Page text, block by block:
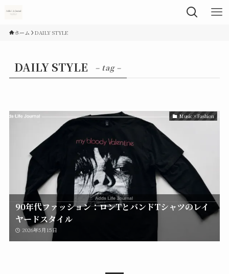
ホーム DAILY STYLE
DAILY STYLE – tag –
Music×Fashion
90年代ファッション：ロンTとバンドTシャツのレイ
ヤードスタイル
2026年5月15日